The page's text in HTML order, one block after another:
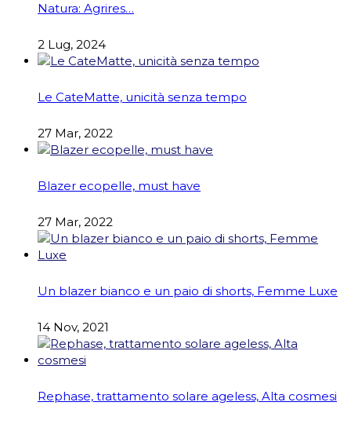
Natura: Agrires…
2 Lug, 2024
Le CateMatte, unicità senza tempo
27 Mar, 2022
Blazer ecopelle, must have
27 Mar, 2022
Un blazer bianco e un paio di shorts, Femme Luxe
14 Nov, 2021
Rephase, trattamento solare ageless, Alta cosmesi